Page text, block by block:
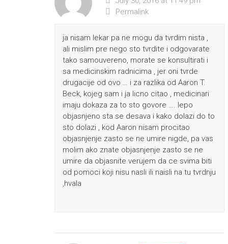
Permalink
ja nisam lekar pa ne mogu da tvrdim nista ,
ali mislim pre nego sto tvrdite i odgovarate
tako samouvereno, morate se konsultirati i
sa medicinskim radnicima , jer oni tvrde
drugacije od ovo … i za razlika od Aaron T.
Beck, kojeg sam i ja licno citao , medicinari
imaju dokaza za to sto govore …. lepo
objasnjeno sta se desava i kako dolazi do to
sto dolazi , kod Aaron nisam procitao
objasnjenje zasto se ne umire nigde, pa vas
molim ako znate objasnjenje zasto se ne
umire da objasnite verujem da ce svima biti
od pomoci koji nisu nasli ili naisli na tu tvrdnju
,hvala